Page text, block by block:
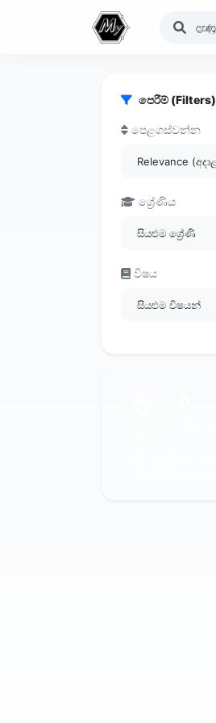
පෙරීම් (Filters)
පෙළගස්වන්න
ශ්‍රේණිය
විෂය